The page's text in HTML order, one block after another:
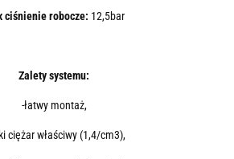
ciśnienie robocze: 12,5bar
Zalety systemu:
-łatwy montaż,
ciężar właściwy (1,4/cm3),